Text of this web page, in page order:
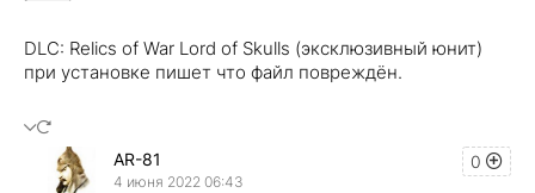
DLC: Relics of War Lord of Skulls (эксклюзивный юнит)
при установке пишет что файл повреждён.
0
AR-81
4 июня 2022 06:43